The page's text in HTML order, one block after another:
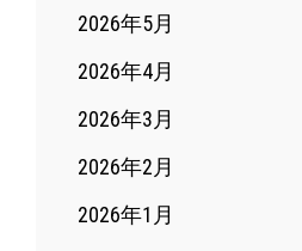
2026年5月
2026年4月
2026年3月
2026年2月
2026年1月